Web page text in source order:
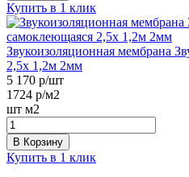
Купить в 1 клик
Звукоизоляционная мембрана
2,5х 1,2м 2мм
5 170 р/шт
1724 р/м2
шт м2
В Корзину
Купить в 1 клик